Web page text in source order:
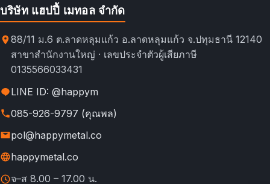
บริษัท แฮปปี้ เมทอล จำกัด
88/11 ม.6 ต.ลาดหลุมแก้ว อ.ลาดหลุมแก้ว จ.ปทุมธานี 12140
สาขาสำนักงานใหญ่ · เลขประจำตัวผู้เสียภาษี
0135566033431
LINE ID: @happym
085-926-9797 (คุณพล)
pol@happymetal.co
happymetal.co
จ–ส 8.00 – 17.00 น.